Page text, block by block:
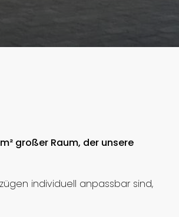
großer Raum, der unsere
individuell anpassbar sind,